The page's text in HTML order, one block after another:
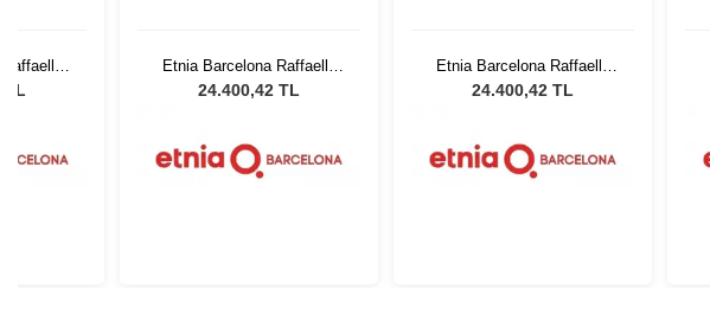
TL
Etnia Barcelona Raffaella
HV 54
24.400,42 TL
Etnia Barcelona Raffaella
HV 54
24.400,42 TL